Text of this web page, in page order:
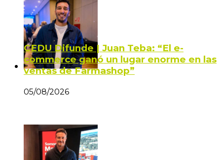
CEDU Difunde | Juan Teba: “El e-
commerce ganó un lugar enorme en las
ventas de Farmashop”
05/08/2026